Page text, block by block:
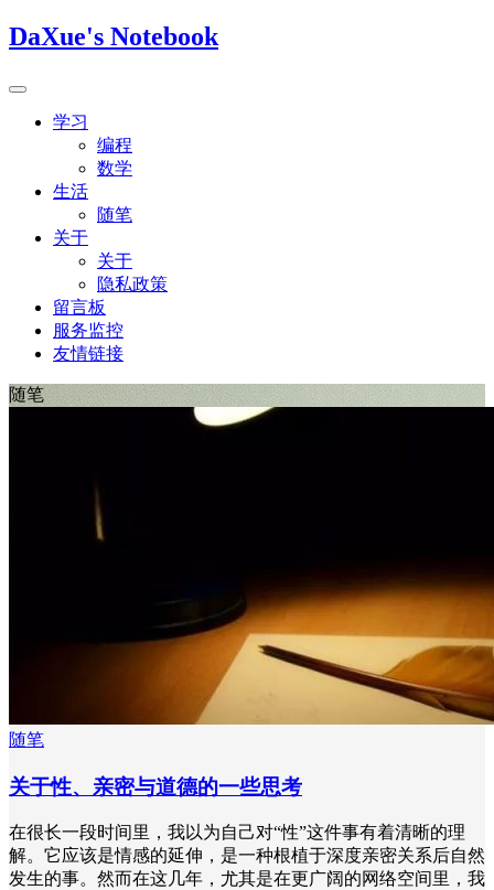
DaXue's Notebook
学习
编程
数学
生活
随笔
关于
关于
隐私政策
留言板
服务监控
友情链接
随笔
随笔
关于性、亲密与道德的一些思考
在很长一段时间里，我以为自己对“性”这件事有着清晰的理
解。它应该是情感的延伸，是一种根植于深度亲密关系后自然
发生的事。然而在这几年，尤其是在更广阔的网络空间里，我